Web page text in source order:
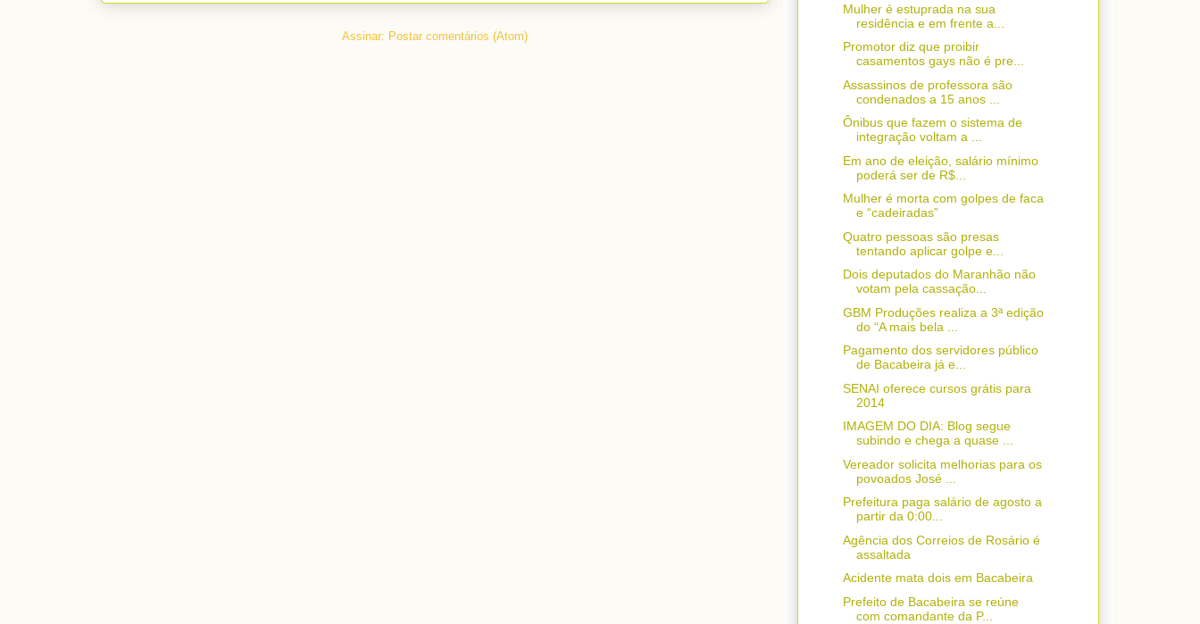
Assinar: Postar comentários (Atom)
Mulher é estuprada na sua
residência e em frente a...
Promotor diz que proibir
casamentos gays não é pre...
Assassinos de professora são
condenados a 15 anos ...
Ônibus que fazem o sistema de
integração voltam a ...
Em ano de eleição, salário mínimo
poderá ser de R$...
Mulher é morta com golpes de faca
e “cadeiradas”
Quatro pessoas são presas
tentando aplicar golpe e...
Dois deputados do Maranhão não
votam pela cassação...
GBM Produções realiza a 3ª edição
do “A mais bela ...
Pagamento dos servidores público
de Bacabeira já e...
SENAI oferece cursos grátis para
2014
IMAGEM DO DIA: Blog segue
subindo e chega a quase ...
Vereador solicita melhorias para os
povoados José ...
Prefeitura paga salário de agosto a
partir da 0:00...
Agência dos Correios de Rosário é
assaltada
Acidente mata dois em Bacabeira
Prefeito de Bacabeira se reúne
com comandante da P...